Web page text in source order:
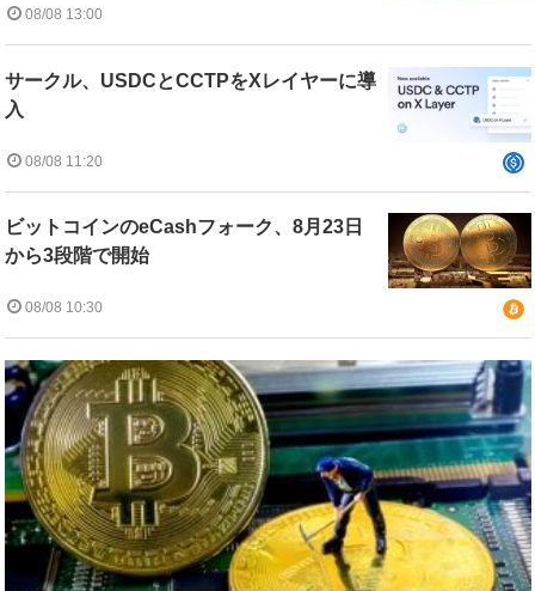
08/08 13:00
サークル、USDCとCCTPをXレイヤーに導
入
08/08 11:20
ビットコインのeCashフォーク、8月23日
から3段階で開始
08/08 10:30